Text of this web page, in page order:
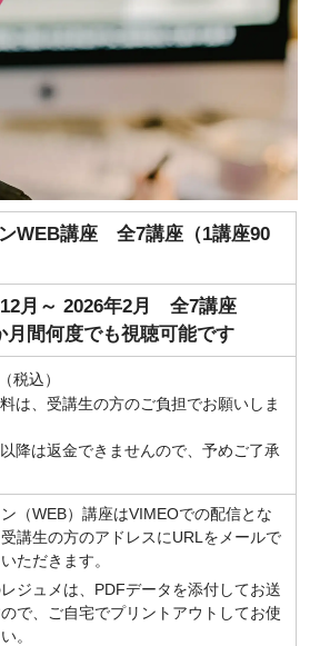
WEB講座 全7講座（1講座90
月～ 2026年2月 全7講座
月間何度でも視聴可能です
税込）
は、受講生の方のご負担でお願いしま
降は返金できませんので、予めご了承
（WEB）講座はVIMEOでの配信とな
講生の方のアドレスにURLをメールで
ただきます。
ジュメは、PDFデータを添付してお送
で、ご自宅でプリントアウトしてお使
。